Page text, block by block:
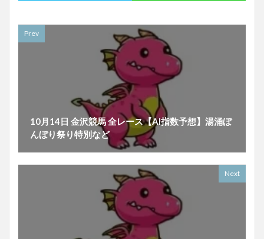
Prev
10月14日 金沢競馬 全レース【AI指数予想】湯涌ぼ
んぼり祭り特別など
Next